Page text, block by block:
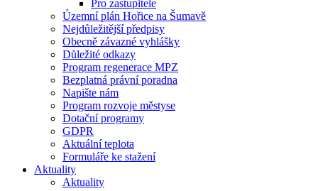
Pro zastupitele
Územní plán Hořice na Šumavě
Nejdůležitější předpisy
Obecně závazné vyhlášky
Důležité odkazy
Program regenerace MPZ
Bezplatná právní poradna
Napište nám
Program rozvoje městyse
Dotační programy
GDPR
Aktuální teplota
Formuláře ke stažení
Aktuality
Aktuality